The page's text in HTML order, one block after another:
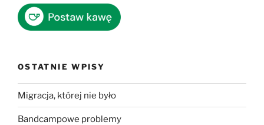
OSTATNIE WPISY
Migracja, której nie było
Bandcampowe problemy